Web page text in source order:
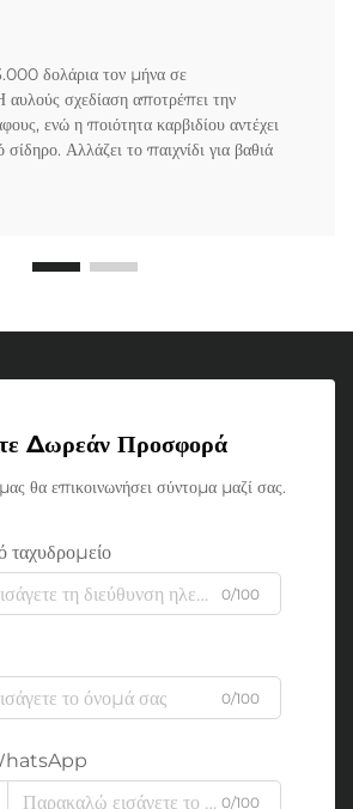
δολάρια τον μήνα σε
αυλούς σχεδίαση αποτρέπει την
ενώ η ποιότητα καρβιδίου αντέχει
Αλλάζει το παιχνίδι για βαθιά
Δωρεάν Προσφορά
θα επικοινωνήσει σύντομα μαζί σας.
ταχυδρομείο
0/100
0/100
0/100